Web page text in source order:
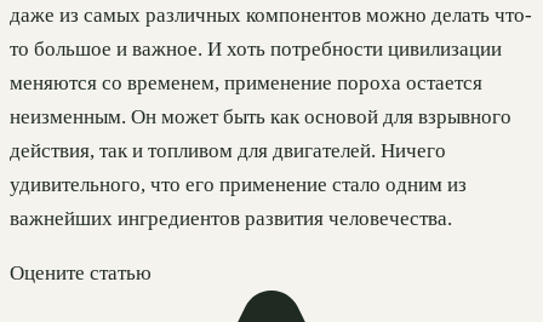
даже из самых различных компонентов можно делать что-
то большое и важное. И хоть потребности цивилизации
меняются со временем, применение пороха остается
неизменным. Он может быть как основой для взрывного
действия, так и топливом для двигателей. Ничего
удивительного, что его применение стало одним из
важнейших ингредиентов развития человечества.
Оцените статью